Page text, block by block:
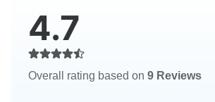
4.7
Overall rating based on 9 Reviews